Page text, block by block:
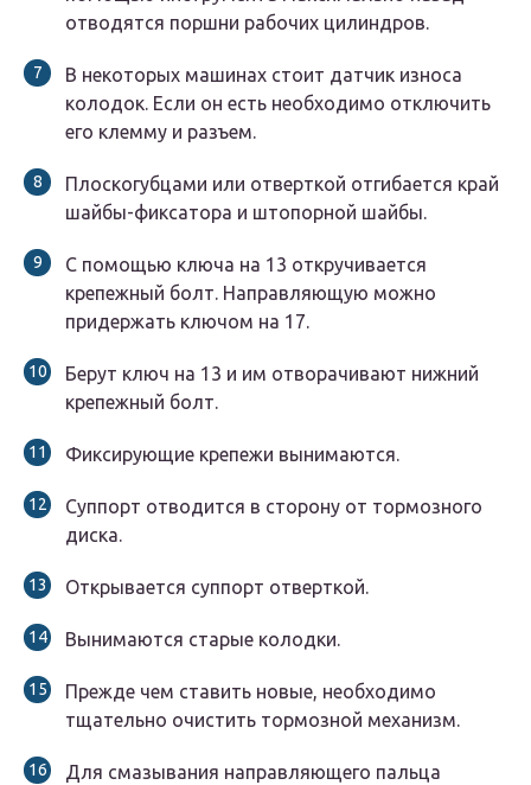
отводятся поршни рабочих цилиндров.
В некоторых машинах стоит датчик износа
колодок. Если он есть необходимо отключить
его клемму и разъем.
Плоскогубцами или отверткой отгибается край
шайбы-фиксатора и штопорной шайбы.
С помощью ключа на 13 откручивается
крепежный болт. Направляющую можно
придержать ключом на 17.
Берут ключ на 13 и им отворачивают нижний
крепежный болт.
Фиксирующие крепежи вынимаются.
Суппорт отводится в сторону от тормозного
диска.
Открывается суппорт отверткой.
Вынимаются старые колодки.
Прежде чем ставить новые, необходимо
тщательно очистить тормозной механизм.
Для смазывания направляющего пальца